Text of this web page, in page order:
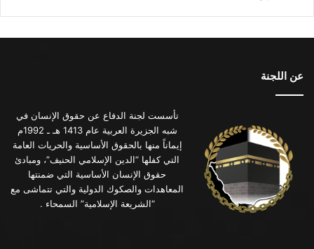
عن اللجنة
تأسست لجنة الدفاع عن حقوق الإنسان في
شبه الجزيرة العربية عام 1413 هـ ـ 1992م
إيماناً منها بالحقوق الأساسية والحريات العامة
التي كفلها “الدين الإسلامي الحنيف”، ومبادئ
حقوق الإنسان الأساسية التي ضمنتها
المعاهدات والصكوك الدولية والتي تتماشى مع
“الشريعة الإسلامية” السمحاء .